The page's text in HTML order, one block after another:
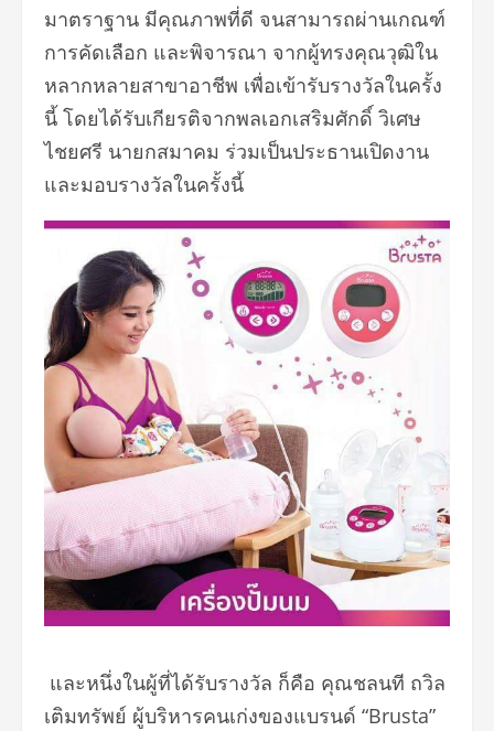
มาตราฐาน มีคุณภาพที่ดี จนสามารถผ่านเกณฑ์
การคัดเลือก และพิจารณา จากผู้ทรงคุณวุฒิใน
หลากหลายสาขาอาชีพ เพื่อเข้ารับรางวัลในครั้ง
นี้ โดยได้รับเกียรติจากพลเอกเสริมศักดิ์ วิเศษ
ไชยศรี นายกสมาคม ร่วมเป็นประธานเปิดงาน
และมอบรางวัลในครั้งนี้
และหนึ่งในผู้ที่ได้รับรางวัล ก็คือ คุณชลนที ถวิล
เติมทรัพย์ ผู้บริหารคนเก่งของแบรนด์ “Brusta”